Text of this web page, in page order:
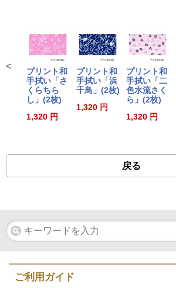
プリント和
手拭い「さ
くらちら
し」(2枚)
1,320 円
プリント和
手拭い「浜
千鳥」(2枚)
1,320 円
プリント和
手拭い「二
色水流さく
ら」(2枚)
1,320 円
<
戻る
ご利用ガイド